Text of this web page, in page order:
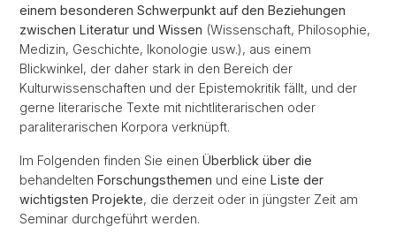
einem besonderen Schwerpunkt auf den Beziehungen
zwischen Literatur und Wissen (Wissenschaft, Philosophie,
Medizin, Geschichte, Ikonologie usw.), aus einem
Blickwinkel, der daher stark in den Bereich der
Kulturwissenschaften und der Epistemokritik fällt, und der
gerne literarische Texte mit nichtliterarischen oder
paraliterarischen Korpora verknüpft.
Im Folgenden finden Sie einen Überblick über die
behandelten Forschungsthemen und eine Liste der
wichtigsten Projekte, die derzeit oder in jüngster Zeit am
Seminar durchgeführt werden.